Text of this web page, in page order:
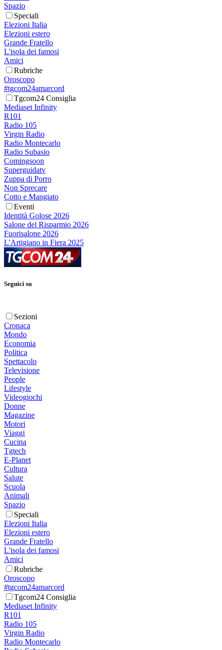
Spazio
Speciali
Elezioni Italia
Elezioni estero
Grande Fratello
L'isola dei famosi
Amici
Rubriche
Oroscopo
#tgcom24amarcord
Tgcom24 Consiglia
Mediaset Infinity
R101
Radio 105
Virgin Radio
Radio Montecarlo
Radio Subasio
Comingsoon
Superguidatv
Zuppa di Porro
Non Sprecare
Cotto e Mangiato
Eventi
Identità Golose 2026
Salone del Risparmio 2026
Fuorisalone 2026
L'Artigiano in Fiera 2025
Seguici su
Sezioni
Cronaca
Mondo
Economia
Politica
Spettacolo
Televisione
People
Lifestyle
Videogiochi
Donne
Magazine
Motori
Viaggi
Cucina
Tgtech
E-Planet
Cultura
Salute
Scuola
Animali
Spazio
Speciali
Elezioni Italia
Elezioni estero
Grande Fratello
L'isola dei famosi
Amici
Rubriche
Oroscopo
#tgcom24amarcord
Tgcom24 Consiglia
Mediaset Infinity
R101
Radio 105
Virgin Radio
Radio Montecarlo